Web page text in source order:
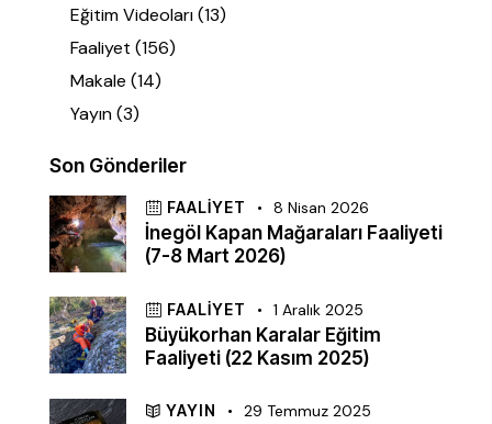
Eğitim Videoları(13)
Faaliyet (156)
Makale (14)
Yayın(3)
Son Gönderiler
FAALIYET 8 Nisan 2026
İnegöl Kapan Mağaraları Faaliyeti
(7-8 Mart 2026)
FAALIYET 1 Aralık 2025
Büyükorhan Karalar Eğitim
Faaliyeti (22 Kasım 2025)
YAYIN 29 Temmuz 2025